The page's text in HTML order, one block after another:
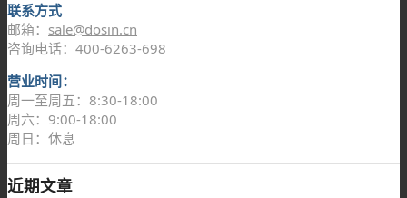
联系方式
邮箱： sale@dosin.cn
咨询电话：400-6263-698
营业时间：
周一至周五：8:30-18:00
周六：9:00-18:00
周日：休息
近期文章